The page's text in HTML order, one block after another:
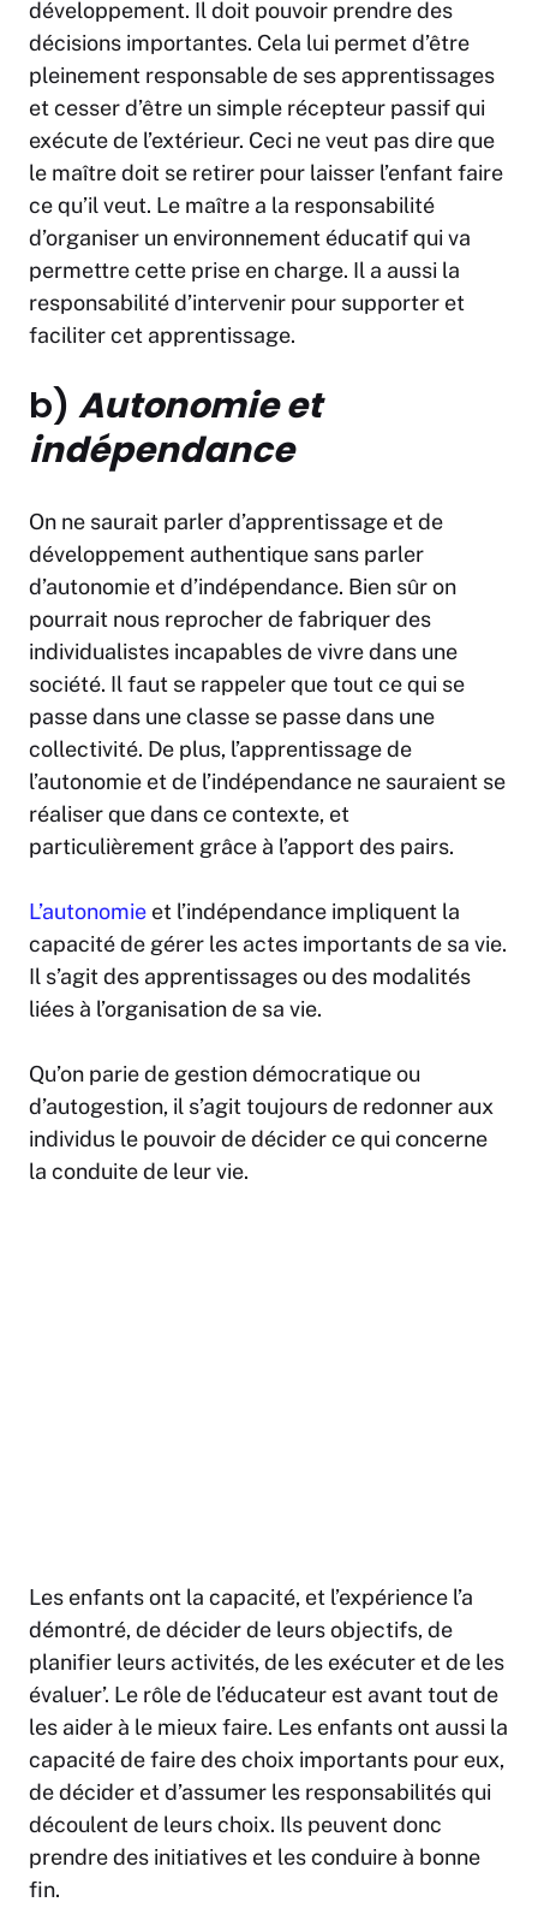
développement. Il doit pouvoir prendre des
décisions importantes. Cela lui permet d’être
pleinement responsable de ses apprentissages
et cesser d’être un simple récepteur passif qui
exécute de l’extérieur. Ceci ne veut pas dire que
le maître doit se retirer pour laisser l’enfant faire
ce qu’il veut. Le maître a la responsabilité
d’organiser un environnement éducatif qui va
permettre cette prise en charge. Il a aussi la
responsabilité d’intervenir pour supporter et
faciliter cet apprentissage.
b) Autonomie et
indépendance
On ne saurait parler d’apprentissage et de
développement authentique sans parler
d’autonomie et d’indépendance. Bien sûr on
pourrait nous reprocher de fabriquer des
individualistes incapables de vivre dans une
société. Il faut se rappeler que tout ce qui se
passe dans une classe se passe dans une
collectivité. De plus, l’apprentissage de
l’autonomie et de l’indépendance ne sauraient se
réaliser que dans ce contexte, et
particulièrement grâce à l’apport des pairs.
L’autonomie et l’indépendance impliquent la
capacité de gérer les actes importants de sa vie.
Il s’agit des apprentissages ou des modalités
liées à l’organisation de sa vie.
Qu’on parie de gestion démocratique ou
d’autogestion, il s’agit toujours de redonner aux
individus le pouvoir de décider ce qui concerne
la conduite de leur vie.
Les enfants ont la capacité, et l’expérience l’a
démontré, de décider de leurs objectifs, de
planifier leurs activités, de les exécuter et de les
évaluer’. Le rôle de l’éducateur est avant tout de
les aider à le mieux faire. Les enfants ont aussi la
capacité de faire des choix importants pour eux,
de décider et d’assumer les responsabilités qui
découlent de leurs choix. Ils peuvent donc
prendre des initiatives et les conduire à bonne
fin.